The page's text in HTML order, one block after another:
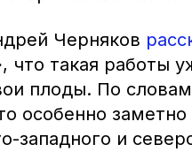
Черняков
что такая работы
плоды. По словам
особенно заметно
западного и